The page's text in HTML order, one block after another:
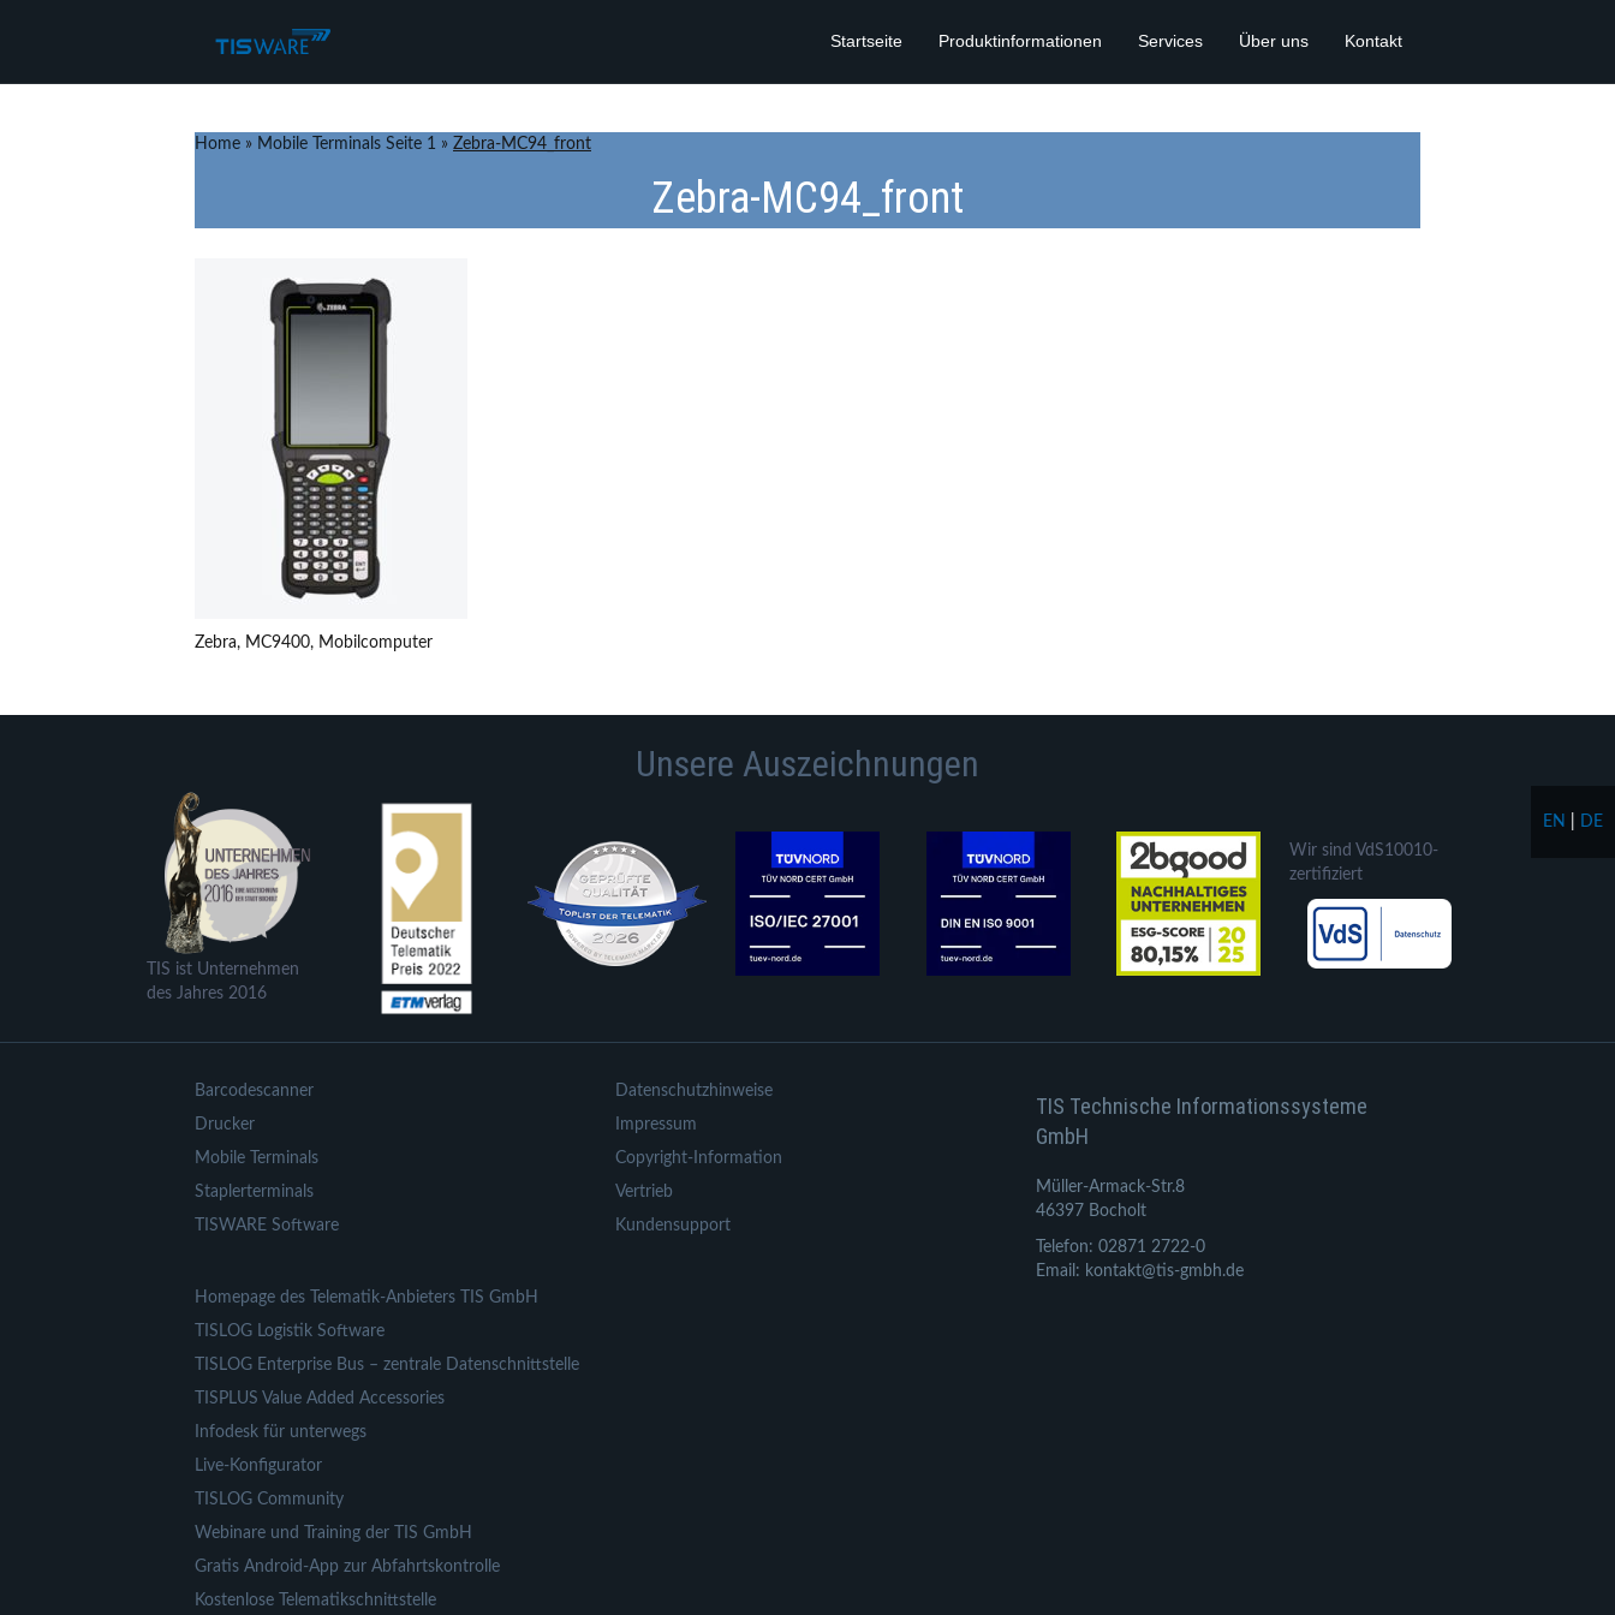
Startseite Produktinformationen Services Über uns Kontakt
Home » Mobile Terminals Seite 1 » Zebra-MC94_front
Zebra-MC94_front
Zebra, MC9400, Mobilcomputer
Unsere Auszeichnungen
TIS ist Unternehmen
des Jahres 2016
Wir sind VdS10010-
zertifiziert
Barcodescanner
Drucker
Mobile Terminals
Staplerterminals
TISWARE Software
Homepage des Telematik-Anbieters TIS GmbH
TISLOG Logistik Software
TISLOG Enterprise Bus – zentrale Datenschnittstelle
TISPLUS Value Added Accessories
Infodesk für unterwegs
Live-Konfigurator
TISLOG Community
Webinare und Training der TIS GmbH
Gratis Android-App zur Abfahrtskontrolle
Kostenlose Telematikschnittstelle
Datenschutzhinweise
Impressum
Copyright-Information
Vertrieb
Kundensupport
TIS Technische Informationssysteme
GmbH
Müller-Armack-Str.8
46397 Bocholt
Telefon: 02871 2722-0
Email: kontakt@tis-gmbh.de
EN DE